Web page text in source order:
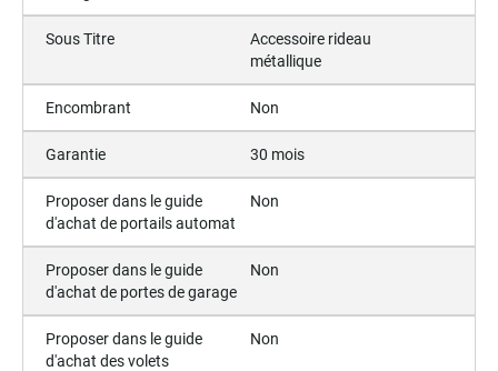
Sous Titre
Accessoire rideau
métallique
Encombrant Non
Garantie 30 mois
Proposer dans le guide
d'achat de portails automat
Non
Proposer dans le guide
d'achat de portes de garage
Non
Proposer dans le guide
d'achat des volets
Non